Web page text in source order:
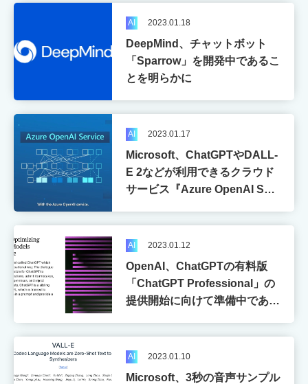
AI Apple CPU
Electronics
Metaverse
Programming Robotics
Startup VR
AI 2023.01.18
DeepMind、チャットボット
「Sparrow」を開発中であるこ
とを明らかに
AI 2023.01.17
Microsoft、ChatGPTやDALL-
E 2などが利用できるクラウド
サービス『Azure OpenAI Serv
AI 2023.01.12
OpenAI、ChatGPTの有料版
「ChatGPT Professional」の
提供開始に向けて準備中である
AI 2023.01.10
Microsoft、3秒の音声サンプル